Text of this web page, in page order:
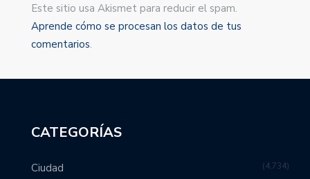
Este sitio usa Akismet para reducir el spam.
Aprende cómo se procesan los datos de tus
comentarios.
CATEGORÍAS
Ciudad 4,734